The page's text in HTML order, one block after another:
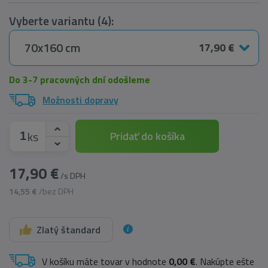
Vyberte variantu (4):
70x160 cm
17,90 €
Do 3-7 pracovných dní odošleme
Možnosti dopravy
ks
17,90 €/s DPH
14,55 € /bez DPH
Pridať do košíka
Zlatý štandard
V košíku máte tovar v hodnote 0,00 €. Nakúpte ešte